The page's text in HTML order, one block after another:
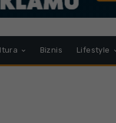
Biznis Lifestyle